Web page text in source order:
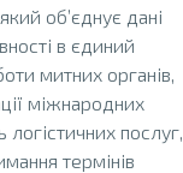
об’єднує дані
в єдиний
митних органів,
міжнародних
логістичних послуг,
термінів